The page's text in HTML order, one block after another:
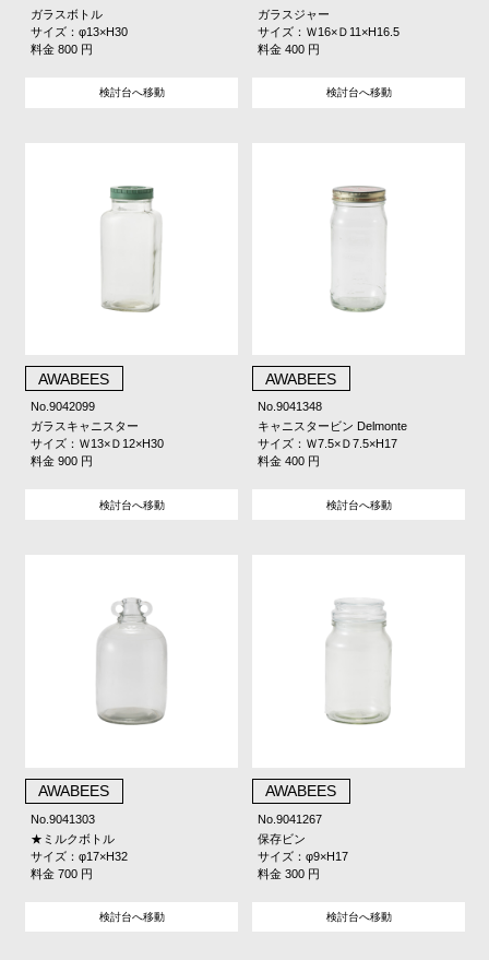
ガラスボトル
サイズ：φ13×H30
料金 800 円
検討台へ移動
ガラスジャー
サイズ：Ｗ16×Ｄ11×H16.5
料金 400 円
検討台へ移動
AWABEES
No.9042099
ガラスキャニスター
サイズ：Ｗ13×Ｄ12×H30
料金 900 円
検討台へ移動
AWABEES
No.9041348
キャニスタービン Delmonte
サイズ：Ｗ7.5×Ｄ7.5×H17
料金 400 円
検討台へ移動
AWABEES
No.9041303
★ミルクボトル
サイズ：φ17×H32
料金 700 円
検討台へ移動
AWABEES
No.9041267
保存ビン
サイズ：φ9×H17
料金 300 円
検討台へ移動